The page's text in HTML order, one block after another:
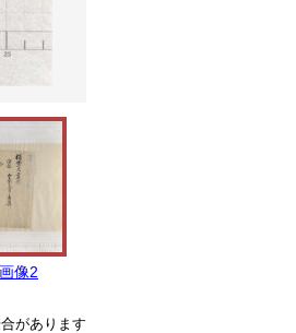
像2
があります